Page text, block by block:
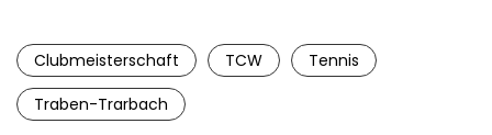
Clubmeisterschaft TCW
Tennis
Traben-Trarbach